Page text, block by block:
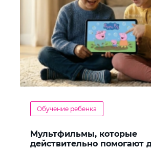
Обучение ребенка
Мультфильмы, которые
действительно помогают